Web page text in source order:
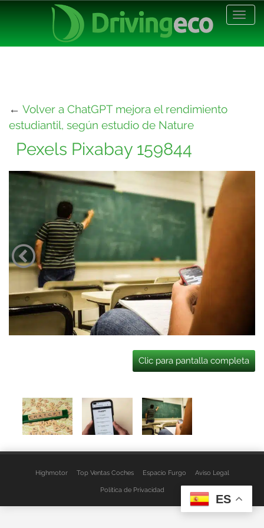
← Volver a ChatGPT mejora el rendimiento
estudiantil, según estudio de Nature
Pexels Pixabay 159844
Clic para pantalla completa
Highmotor Top Ventas Coches Espacio Furgo Aviso Legal
Política de Privacidad
ES